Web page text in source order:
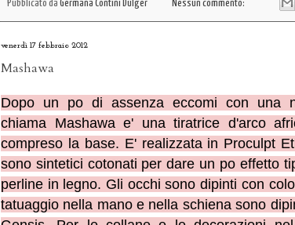
Pubblicato da Germana Contini Dülger Nessun commento:
venerdì 17 febbraio 2012
Mashawa
Dopo un po di assenza eccomi con una
chiama Mashawa e' una tiratrice d'arco
compreso la base. E' realizzata in Proculpt
sono sintetici cotonati per dare un po effetto
perline in legno. Gli occhi sono dipinti con
tatuaggio nella mano e nella schiena sono